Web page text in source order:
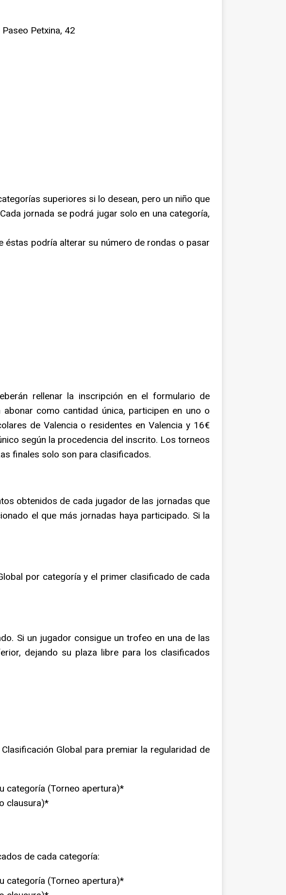
Petxina, 42
superiores si lo desean, pero un niño que
jornada se podrá jugar solo en una categoría,
éstas podría alterar su número de rondas o pasar
rellenar la inscripción en el formulario de
como cantidad única, participen en uno o
de Valencia o residentes en Valencia y 16€
según la procedencia del inscrito. Los torneos
finales solo son para clasificados.
obtenidos de cada jugador de las jornadas que
el que más jornadas haya participado. Si la
por categoría y el primer clasificado de cada
Si un jugador consigue un trofeo en una de las
dejando su plaza libre para los clasificados
Global para premiar la regularidad de
categoría (Torneo apertura)*
clausura)*
de cada categoría:
categoría (Torneo apertura)*